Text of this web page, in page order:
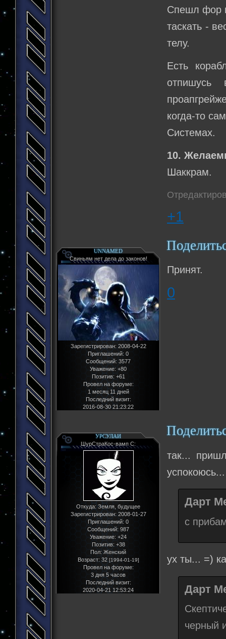
Спешл фор
таскать -
телу.
Есть
когда-то
Системах.
10.
Шаккрам.
+1
UNNAMED
Свиньям нет дела до законов!
Зарегистрирован: 2008-04-22
Приглашений: 0
Сообщений: 3577
Уважение: +80
Позитив: +61
Провел на форуме:
1 месяц 11 дней
Последний визит:
2016-08-30 21:23:22
Принят.
0
УРСУЛАИ
ШурСтраКос-вамп С:
Откуда: Земля, будущее
Зарегистрирован: 2008-01-27
Приглашений: 0
Сообщений: 987
Уважение: +24
Позитив: +38
Пол: Женский
Возраст: 32 [1994-01-19]
Провел на форуме:
3 дня 5 часов
Последний визит:
2020-04-21 12:53:24
так...
Дарт
с
ух ты... =)
Дарт
черный